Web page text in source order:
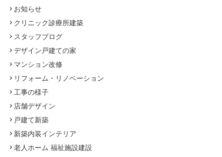
お知らせ
クリニック診療所建築
スタッフブログ
デザイン戸建ての家
マンション改修
リフォーム・リノベーション
工事の様子
店舗デザイン
戸建て新築
新築内装インテリア
老人ホーム 福祉施設建設